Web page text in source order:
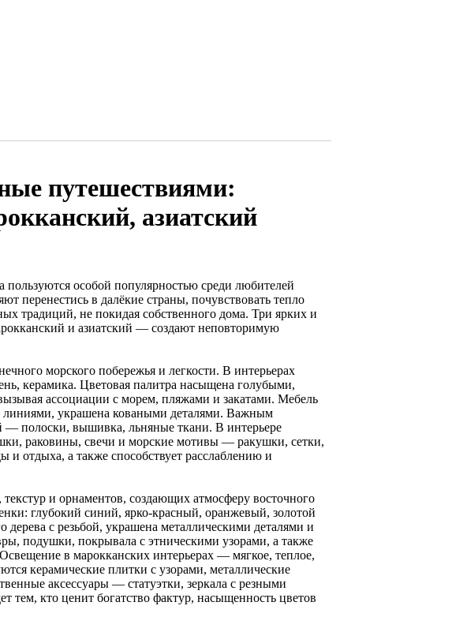
путешествиями:
азиатский
особой популярностью среди любителей
перенестись в далёкие страны, почувствовать тепло
традиций, не покидая собственного дома. Три ярких и
и азиатский — создают неповторимую
морского побережья и легкости. В интерьерах
керамика. Цветовая палитра насыщена голубыми,
ассоциации с морем, пляжами и закатами. Мебель
линиями, украшена коваными деталями. Важным
— полоски, вышивка, льняные ткани. В интерьере
раковины, свечи и морские мотивы — ракушки, сетки,
и отдыха, а также способствует расслаблению и
и орнаментов, создающих атмосферу восточного
глубокий синий, ярко-красный, оранжевый, золотой
с резьбой, украшена металлическими деталями и
подушки, покрывала с этническими узорами, а также
в марокканских интерьерах — мягкое, теплое,
керамические плитки с узорами, металлические
аксессуары — статуэтки, зеркала с резными
тем, кто ценит богатство фактур, насыщенность цветов